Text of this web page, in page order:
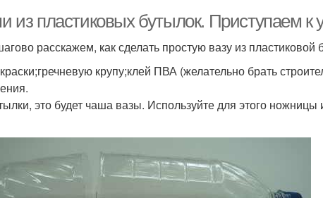
из пластиковых бутылок. Приступаем к
расскажем, как сделать простую вазу из пластиковой
крупу;клей ПВА (желательно брать
это будет чаша вазы. Используйте для этого ножницы